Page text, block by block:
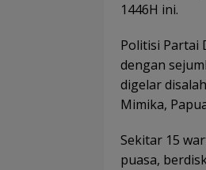
1446H ini.
Politisi Partai
dengan
digelar
Mimika,
Sekitar 15
puasa,